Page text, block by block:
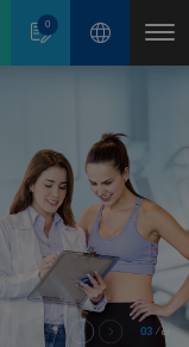
0
03 03